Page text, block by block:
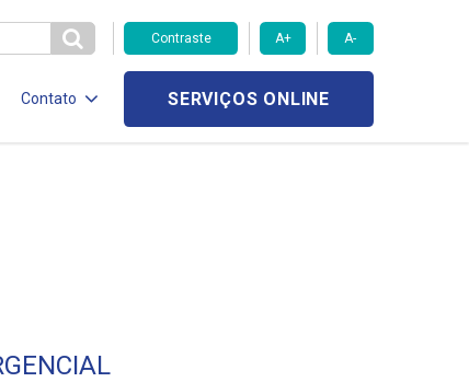
Contraste A+ A-
Contato SERVIÇOS ONLINE